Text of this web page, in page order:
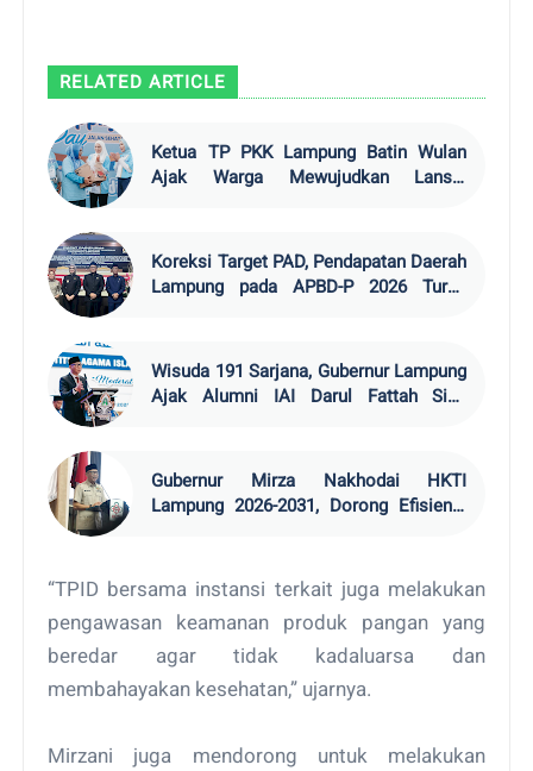
RELATED ARTICLE
Ketua TP PKK Lampung Batin Wulan
Ajak Warga Mewujudkan Lansia
Koreksi Target PAD, Pendapatan Daerah
Lampung pada APBD-P 2026 Turun
Wisuda 191 Sarjana, Gubernur Lampung
Ajak Alumni IAI Darul Fattah Siap
Gubernur Mirza Nakhodai HKTI
Lampung 2026-2031, Dorong Efisiensi
“TPID bersama instansi terkait juga melakukan
pengawasan keamanan produk pangan yang
beredar agar tidak kadaluarsa dan
membahayakan kesehatan,” ujarnya.
Mirzani juga mendorong untuk melakukan